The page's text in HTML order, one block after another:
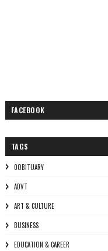
FACEBOOK
TAGS
0OBITUARY
ADVT
ART & CULTURE
BUSINESS
EDUCATION & CAREER